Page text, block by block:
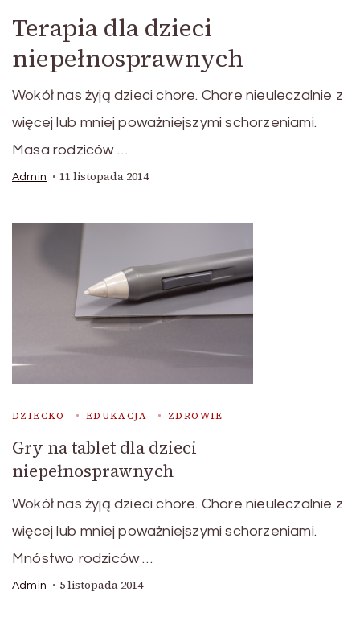
Terapia dla dzieci
niepełnosprawnych
Wokół nas żyją dzieci chore. Chore nieuleczalnie z
więcej lub mniej poważniejszymi schorzeniami.
Masa rodziców …
Admin 11 listopada 2014
DZIECKO EDUKACJA ZDROWIE
Gry na tablet dla dzieci
niepełnosprawnych
Wokół nas żyją dzieci chore. Chore nieuleczalnie z
więcej lub mniej poważniejszymi schorzeniami.
Mnóstwo rodziców …
Admin 5 listopada 2014